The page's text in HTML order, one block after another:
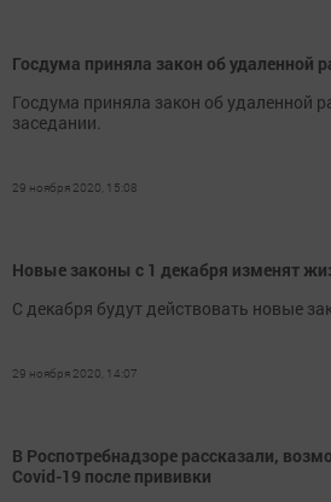
Госдума приняла закон об удаленной
Госдума приняла закон об удаленной
заседании.
29 ноября 2020, 15:08
Новые законы с 1 декабря изменят
С декабря будут действовать новые
29 ноября 2020, 14:07
В Роспотребнадзоре рассказали,
Covid-19 после прививки